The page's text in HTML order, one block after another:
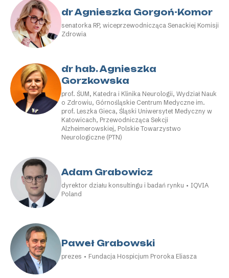
dr Agnieszka Gorgoń-Komor
senatorka RP, wiceprzewodnicząca Senackiej Komisji
Zdrowia
dr hab. Agnieszka
Gorzkowska
prof. ŚUM, Katedra i Klinika Neurologii, Wydział Nauk
o Zdrowiu, Górnośląskie Centrum Medyczne im.
prof. Leszka Gieca, Śląski Uniwersytet Medyczny w
Katowicach, Przewodnicząca Sekcji
Alzheimerowskiej, Polskie Towarzystwo
Neurologiczne (PTN)
Adam Grabowicz
dyrektor działu konsultingu i badań rynku • IQVIA
Poland
Paweł Grabowski
prezes • Fundacja Hospicjum Proroka Eliasza